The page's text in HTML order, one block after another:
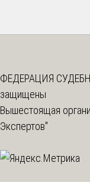
ФЕДЕРАЦИЯ
защищены
Вышестоящая
Экспертов"